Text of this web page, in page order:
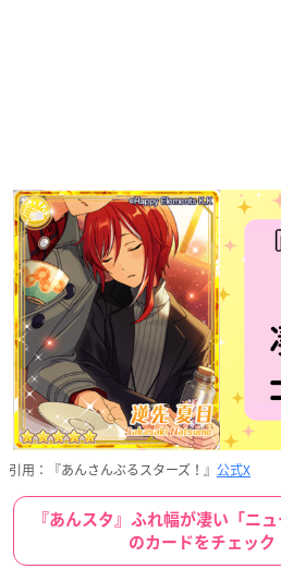
引用：『あんさんぶるスターズ！』 公式X
『あんスタ』ふれ幅が凄い「ニ
のカードをチェック